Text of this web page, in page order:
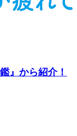
』から紹介！